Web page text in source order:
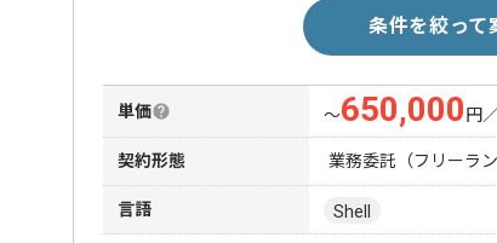
条件を絞って
単価 〜650,000 円
契約形態 業務委託（フリーラン
言語 Shell